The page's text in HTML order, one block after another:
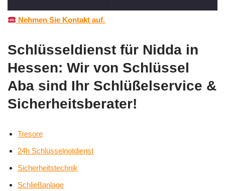
Nehmen Sie Kontakt auf.
Schlüsseldienst für Nidda in
Hessen: Wir von Schlüssel
Aba sind Ihr Schlüßelservice &
Sicherheitsberater!
Tresore
24h Schlüsselnotdienst
Sicherheitstechnik
Schließanlage